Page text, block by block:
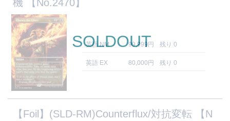
機 【No.2470】
英語 NM 99,999円 残り 0
英語 EX 80,000円 残り 0
SOLDOUT
【Foil】(SLD-RM)Counterflux/対抗変転 【N